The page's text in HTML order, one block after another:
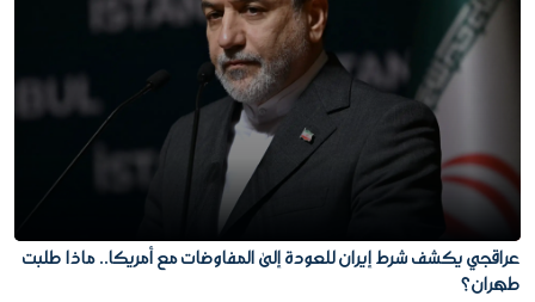
عراقجي يكشف شرط إيران للعودة إلى المفاوضات مع أمريكا.. ماذا طلبت
طهران؟